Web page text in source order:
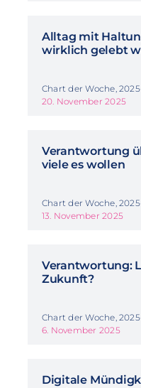
Alltag mit
wirklich gelebt
Chart der Woche,
20. November 2025
Verantwortung
viele es wollen
Chart der Woche,
13. November 2025
Verantwortung:
Zukunft?
Chart der Woche,
6. November 2025
Digitale